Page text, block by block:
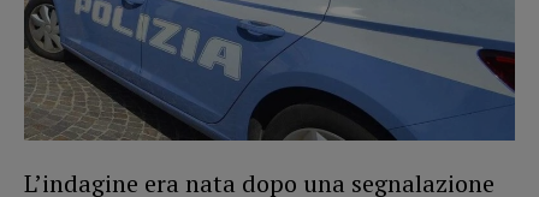
L’indagine era nata dopo una segnalazione